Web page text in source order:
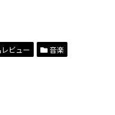
ビュー
音楽